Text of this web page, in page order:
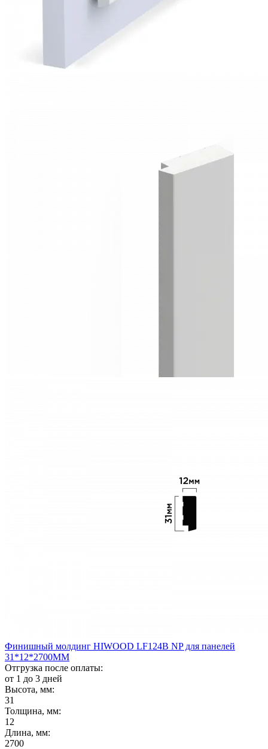
Финишный молдинг HIWOOD LF124B NP для панелей
31*12*2700ММ
Отгрузка после оплаты:
от 1 до 3 дней
Высота, мм:
31
Толщина, мм:
12
Длина, мм:
2700